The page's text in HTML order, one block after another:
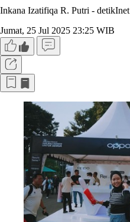
Inkana Izatifiqa R. Putri - detikInet
Jumat, 25 Jul 2025 23:25 WIB